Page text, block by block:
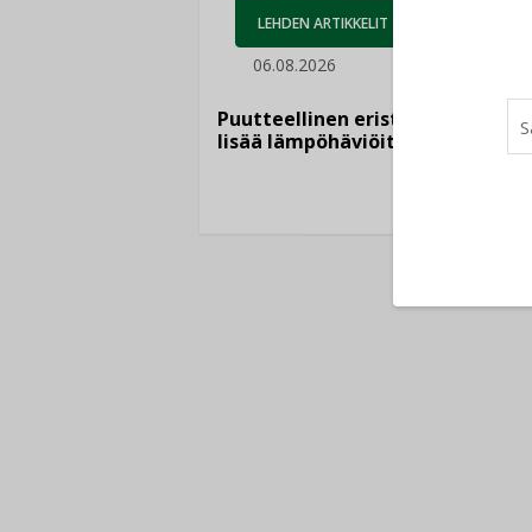
LEHDEN ARTIKKELIT
06.08.2026
Puutteellinen eristys
lisää lämpöhäviöitä